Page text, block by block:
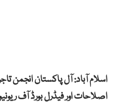
اسلام آباد: آل پاکستان انجمن
اصلاحات اور فیڈرل بورڈ آف